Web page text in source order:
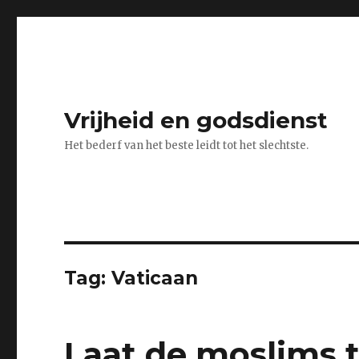
Vrijheid en godsdienst
Het bederf van het beste leidt tot het slechtste.
Tag:Vaticaan